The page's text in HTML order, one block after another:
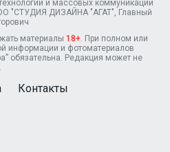
и массовых коммуникаций
"СТУДИЯ ДИЗАЙНА "АГАТ", Главный
материалы 18+ . При полном или
информации и фотоматериалов
обязательна. Редакция может не
Контакты